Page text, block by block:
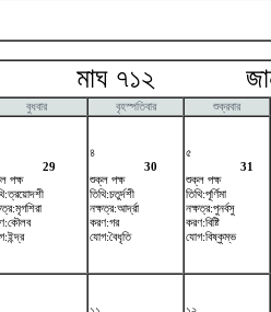
মাঘ ৭১২
বুধবার বৃহস্পতিবার শুক্রবার
29
পক্ষ
৪
30
শুক্ল পক্ষ
তিথি:চতুর্দশী
নক্ষত্র:আর্দ্রা
করণ:গর
যোগ:বৈধৃতি
৫
31
শুক্ল পক্ষ
তিথি:পূর্ণিমা
নক্ষত্র:পুনর্বসু
করণ:বিষ্টি
যোগ:বিষ্কুম্ভ